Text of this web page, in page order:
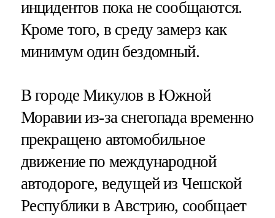
инцидентов пока не сообщаются.
Кроме того, в среду замерз как
минимум один бездомный.
В городе Микулов в Южной
Моравии из-за снегопада временно
прекращено автомобильное
движение по международной
автодороге, ведущей из Чешской
Республики в Австрию, сообщает